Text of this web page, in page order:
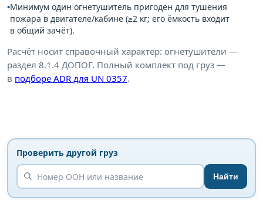
Проверить другой груз
Найти
Минимум один огнетушитель пригоден для тушения
пожара в двигателе/кабине (≥2 кг; его ёмкость входит
в общий зачёт).
Расчёт носит справочный характер: огнетушители —
раздел 8.1.4 ДОПОГ. Полный комплект под груз —
в подборе ADR для UN 0357.